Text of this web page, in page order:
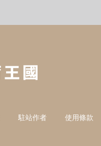
駐站作者 使用條款